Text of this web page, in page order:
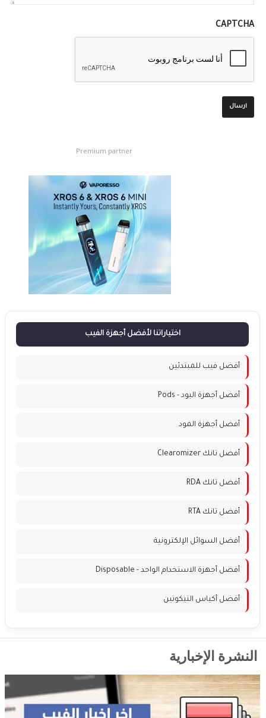
CAPTCHA
Premium partner
اختياراتنا لأفضل أجهزة الفيب
أفضل فيب للمبتدئين
أفضل أجهزة البود - Pods
أفضل أجهزة المود
أفضل تانك Clearomizer
أفضل تانك RDA
أفضل تانك RTA
أفضل السوائل الإلكترونية
أفضل أجهزة الاستخدام الواحد - Disposable
أفضل أكياس النيكوتين
النشرة الإخبارية